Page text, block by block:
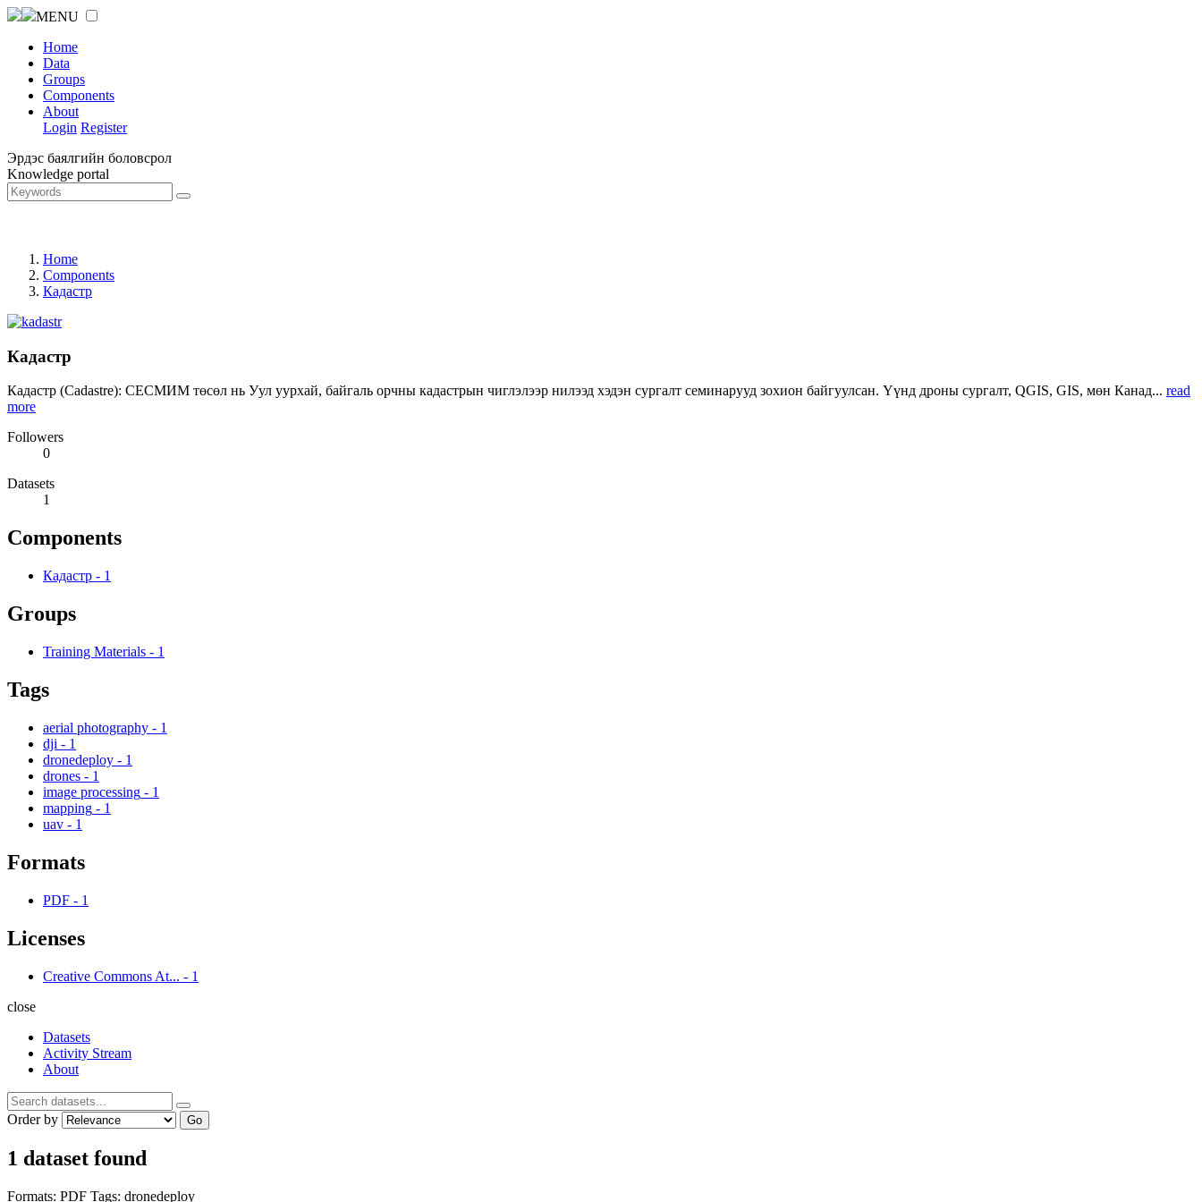
MENU
Home
Data
Groups
Components
About
Login Register
Эрдэс баялгийн боловсрол
Knowledge portal
Home
Components
Кадастр
Кадастр
Кадастр (Cadastre): СЕСМИМ төсөл нь Уул уурхай, байгаль орчны кадастрын чиглэлээр нилээд хэдэн сургалт семинарууд зохион байгуулсан. Үүнд дроны сургалт, QGIS, GIS, мөн Канад... read
more
Followers
0
Datasets
1
Components
Кадастр - 1
Groups
Training Materials - 1
Tags
aerial photography - 1
dji - 1
dronedeploy - 1
drones - 1
image processing - 1
mapping - 1
uav - 1
Formats
PDF - 1
Licenses
Creative Commons At... - 1
close
Datasets
Activity Stream
About
Order by Go
1 dataset found
Formats: PDF Tags: dronedeploy